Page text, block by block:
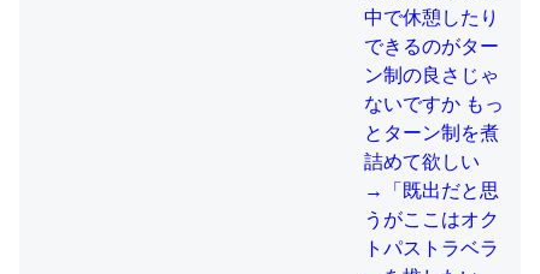
これを元に考えるとカルシウムを大量に使う脊椎動物と貝
類は苦労してるんだな…。腹足類だと殻を無くしてナメク
─ニュース :: 【研究発表】昆虫学の大問題＝「昆虫はなぜ海にいな